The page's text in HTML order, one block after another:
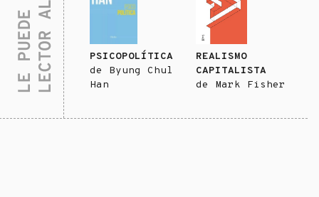
PSICOPOLÍTICA
de Byung Chul
Han
REALISMO
CAPITALISTA
de Mark Fisher